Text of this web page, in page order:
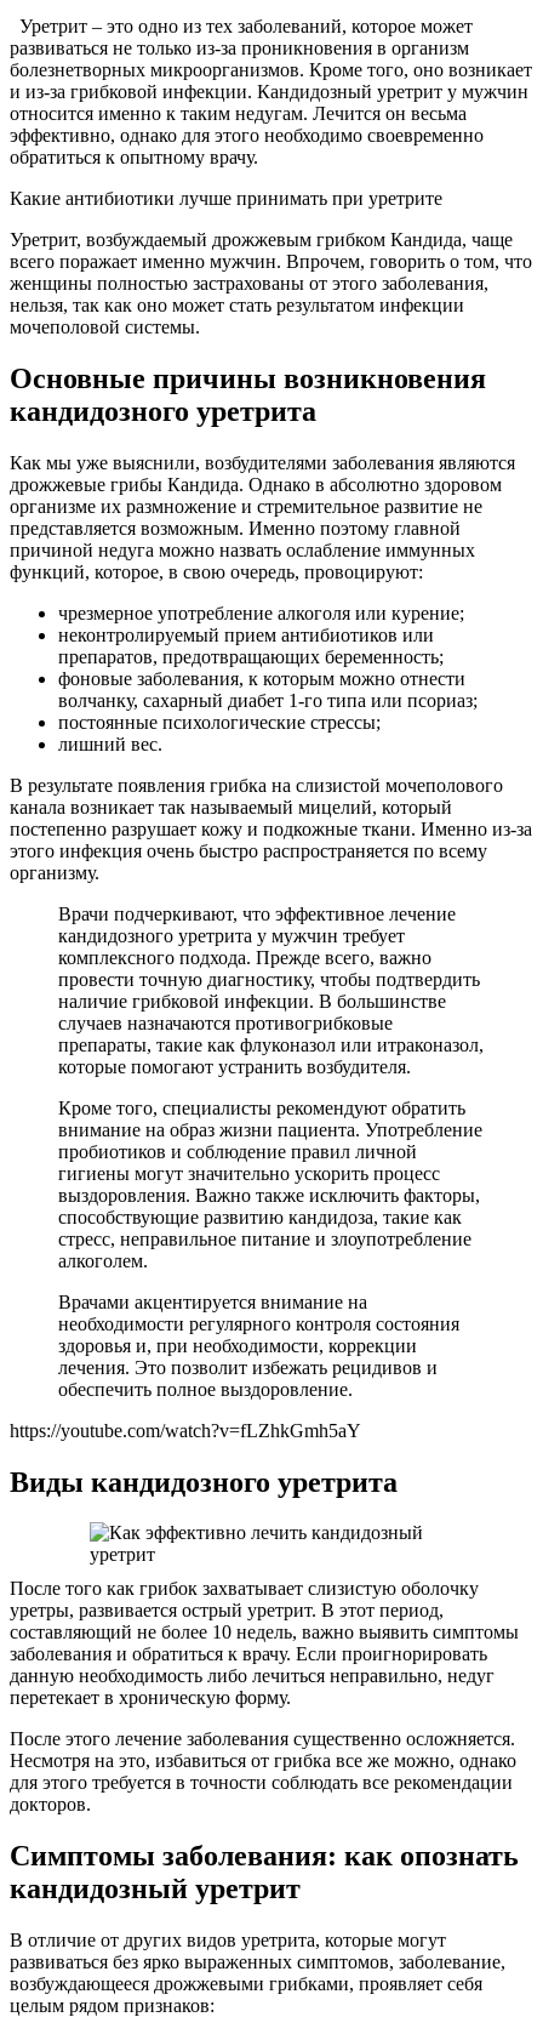
Уретрит – это одно из тех заболеваний, которое может
развиваться не только из-за проникновения в организм
болезнетворных микроорганизмов. Кроме того, оно возникает
и из-за грибковой инфекции. Кандидозный уретрит у мужчин
относится именно к таким недугам. Лечится он весьма
эффективно, однако для этого необходимо своевременно
обратиться к опытному врачу.
Какие антибиотики лучше принимать при уретрите
Уретрит, возбуждаемый дрожжевым грибком Кандида, чаще
всего поражает именно мужчин. Впрочем, говорить о том, что
женщины полностью застрахованы от этого заболевания,
нельзя, так как оно может стать результатом инфекции
мочеполовой системы.
Основные причины возникновения
кандидозного уретрита
Как мы уже выяснили, возбудителями заболевания являются
дрожжевые грибы Кандида. Однако в абсолютно здоровом
организме их размножение и стремительное развитие не
представляется возможным. Именно поэтому главной
причиной недуга можно назвать ослабление иммунных
функций, которое, в свою очередь, провоцируют:
чрезмерное употребление алкоголя или курение;
неконтролируемый прием антибиотиков или
препаратов, предотвращающих беременность;
фоновые заболевания, к которым можно отнести
волчанку, сахарный диабет 1-го типа или псориаз;
постоянные психологические стрессы;
лишний вес.
В результате появления грибка на слизистой мочеполового
канала возникает так называемый мицелий, который
постепенно разрушает кожу и подкожные ткани. Именно из-за
этого инфекция очень быстро распространяется по всему
организму.
Врачи подчеркивают, что эффективное лечение
кандидозного уретрита у мужчин требует
комплексного подхода. Прежде всего, важно
провести точную диагностику, чтобы подтвердить
наличие грибковой инфекции. В большинстве
случаев назначаются противогрибковые
препараты, такие как флуконазол или итраконазол,
которые помогают устранить возбудителя.
Кроме того, специалисты рекомендуют обратить
внимание на образ жизни пациента. Употребление
пробиотиков и соблюдение правил личной
гигиены могут значительно ускорить процесс
выздоровления. Важно также исключить факторы,
способствующие развитию кандидоза, такие как
стресс, неправильное питание и злоупотребление
алкоголем.
Врачами акцентируется внимание на
необходимости регулярного контроля состояния
здоровья и, при необходимости, коррекции
лечения. Это позволит избежать рецидивов и
обеспечить полное выздоровление.
https://youtube.com/watch?v=fLZhkGmh5aY
Виды кандидозного уретрита
После того как грибок захватывает слизистую оболочку
уретры, развивается острый уретрит. В этот период,
составляющий не более 10 недель, важно выявить симптомы
заболевания и обратиться к врачу. Если проигнорировать
данную необходимость либо лечиться неправильно, недуг
перетекает в хроническую форму.
После этого лечение заболевания существенно осложняется.
Несмотря на это, избавиться от грибка все же можно, однако
для этого требуется в точности соблюдать все рекомендации
докторов.
Симптомы заболевания: как опознать
кандидозный уретрит
В отличие от других видов уретрита, которые могут
развиваться без ярко выраженных симптомов, заболевание,
возбуждающееся дрожжевыми грибками, проявляет себя
целым рядом признаков: